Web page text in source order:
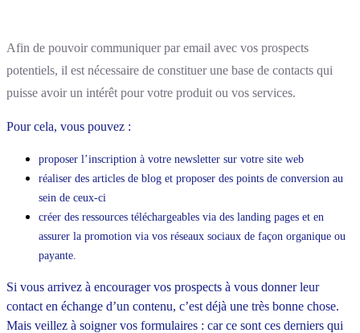
Afin de pouvoir communiquer par email avec vos prospects
potentiels, il est nécessaire de constituer une base de contacts qui
puisse avoir un intérêt pour votre produit ou vos services.
Pour cela, vous pouvez :
proposer l’inscription à votre newsletter sur votre site web
réaliser des articles de blog et proposer des points de conversion au
sein de ceux-ci
créer des ressources téléchargeables via des landing pages et en
assurer la promotion via vos réseaux sociaux de façon organique ou
payante
Si vous arrivez à encourager vos prospects à vous donner leur
contact en échange d’un contenu, c’est déjà une très bonne chose.
Mais veillez à soigner vos formulaires : car ce sont ces derniers qui